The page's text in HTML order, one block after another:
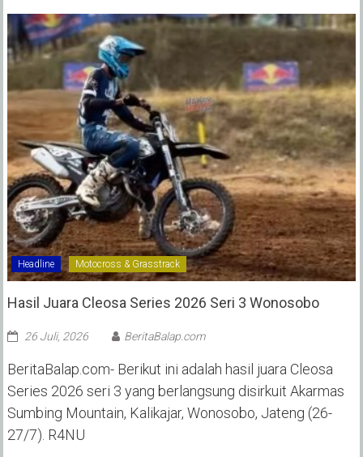
Headline Motocross & Grasstrack
Hasil Juara Cleosa Series 2026 Seri 3 Wonosobo ‎
26 Juli, 2026 BeritaBalap.com
BeritaBalap.com- Berikut ini adalah hasil juara Cleosa
Series 2026 seri 3 yang berlangsung disirkuit Akarmas
Sumbing Mountain, Kalikajar, Wonosobo, Jateng (26-
27/7). R4NU